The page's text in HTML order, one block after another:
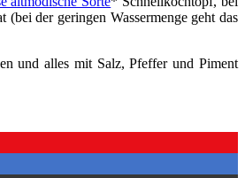
der geringen Wassermenge geht das
und alles mit Salz, Pfeffer und Piment